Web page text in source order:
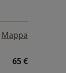
Mappa
65 €